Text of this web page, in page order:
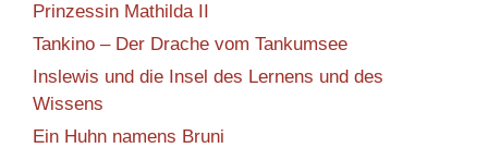
Prinzessin Mathilda II
Tankino – Der Drache vom Tankumsee
Inslewis und die Insel des Lernens und des
Wissens
Ein Huhn namens Bruni